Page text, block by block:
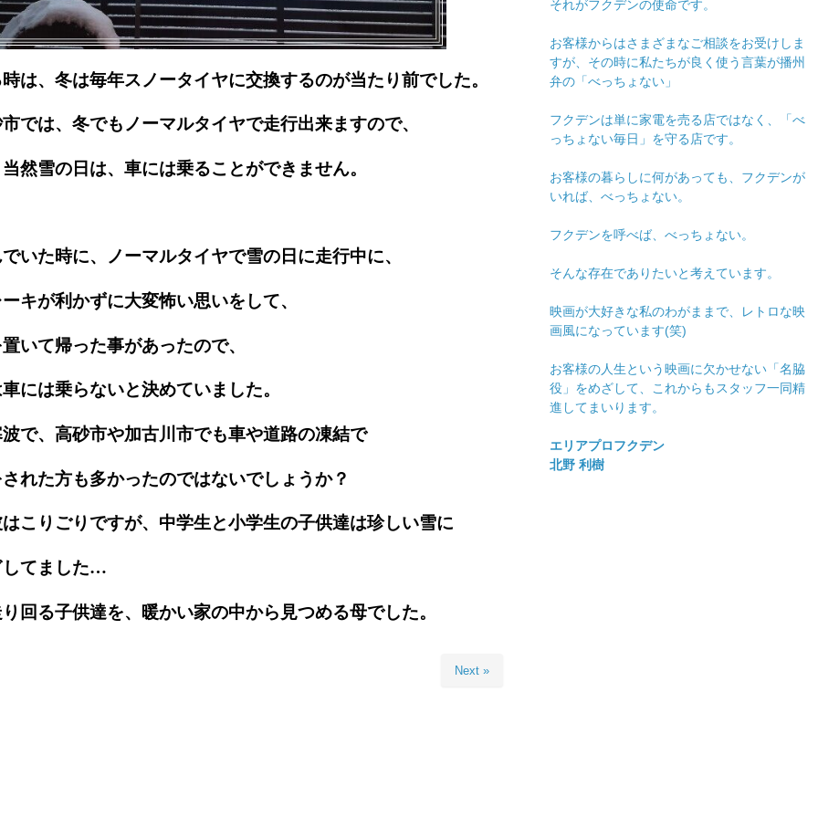
は、冬は毎年スノータイヤに交換するのが当たり前でした。
では、冬でもノーマルタイヤで走行出来ますので、
然雪の日は、車には乗ることができません。
いた時に、ノーマルタイヤで雪の日に走行中に、
キが利かずに大変怖い思いをして、
いて帰った事があったので、
には乗らないと決めていました。
で、高砂市や加古川市でも車や道路の凍結で
れた方も多かったのではないでしょうか？
こりごりですが、中学生と小学生の子供達は珍しい雪に
してました…
回る子供達を、暖かい家の中から見つめる母でした。
Next »
それがフクデンの使命です。
お客様からはさまざまなご相談をお受けしま
すが、その時に私たちが良く使う言葉が播州
弁の「べっちょない」
フクデンは単に家電を売る店ではなく、「べ
っちょない毎日」を守る店です。
お客様の暮らしに何があっても、フクデンが
いれば、べっちょない。
フクデンを呼べば、べっちょない。
そんな存在でありたいと考えています。
映画が大好きな私のわがままで、レトロな映
画風になっています(笑)
お客様の人生という映画に欠かせない「名脇
役」をめざして、これからもスタッフ一同精
進してまいります。
エリアプロフクデン
北野 利樹